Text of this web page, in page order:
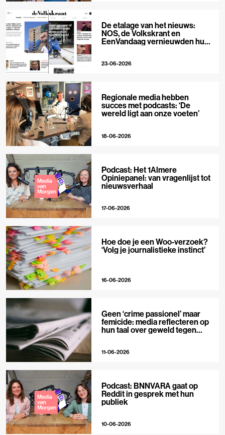
De etalage van het nieuws:
NOS, de Volkskrant en
EenVandaag vernieuwden hun
23-06-2026
Regionale media hebben
succes met podcasts: ‘De
wereld ligt aan onze voeten’
18-06-2026
Podcast: Het 1Almere
Opiniepanel: van vragenlijst tot
nieuwsverhaal
17-06-2026
Hoe doe je een Woo-verzoek?
‘Volg je journalistieke instinct’
16-06-2026
Geen ‘crime passionel’ maar
femicide: media reflecteren op
hun taal over geweld tegen
11-06-2026
Podcast: BNNVARA gaat op
Reddit in gesprek met hun
publiek
10-06-2026